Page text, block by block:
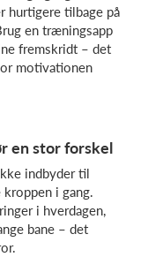
hurtigere tilbage på
en træningsapp
fremskridt – det
motivationen
en stor forskel
indbyder til
i gang.
i hverdagen,
bane – det